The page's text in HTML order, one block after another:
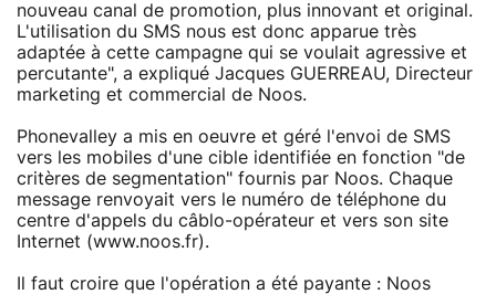
nouveau canal de promotion, plus innovant et original.
L'utilisation du SMS nous est donc apparue très
adaptée à cette campagne qui se voulait agressive et
percutante", a expliqué Jacques GUERREAU, Directeur
marketing et commercial de Noos.
Phonevalley a mis en oeuvre et géré l'envoi de SMS
vers les mobiles d'une cible identifiée en fonction "de
critères de segmentation" fournis par Noos. Chaque
message renvoyait vers le numéro de téléphone du
centre d'appels du câblo-opérateur et vers son site
Internet (www.noos.fr).
Il faut croire que l'opération a été payante : Noos